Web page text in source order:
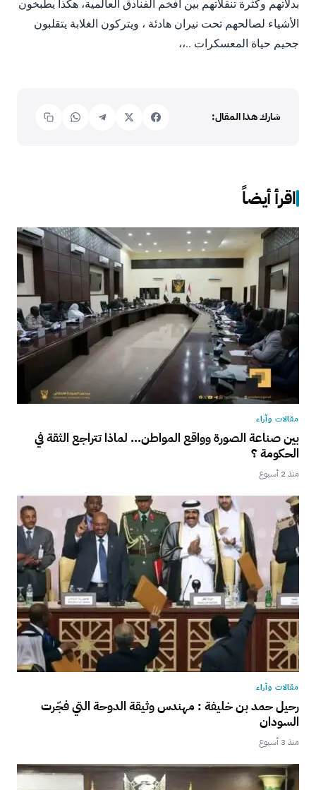
ﺑﺪﻻﺗﻬﻢ ﻭﻛﺜﺮﺓ ﺗﻨﻘﻼﺗﻬﻢ ﺑﻴﻦ ﺃﻓﺨﻢ ﺍﻟﻔﻨﺎﺩﻕ ﺍﻟﻌﺎﻟﻤﻴﺔ، ﻫﻜﺬﺍ ﻳﻄﺒﺨﻮﻥ
ﺍﻷﺷﻴﺎﺀ ﻟﺼﺎﻟﺤﻬﻢ ﺗﺤﺖ ﻧﻴﺮﺍﻥ ﻫﺎﺩئة ، ﻭﻳﺘﺮﻛﻮﻥ ﺍﻟﻐﻼﺑﺔ ﻳﺘﻘﻠﺒﻮﻥ
ﺟﺤﻴﻢ ﺣﻴﺎﺓ ﺍﻟﻤﻌﺴﻜﺮﺍﺕ ..،،
شارك هذا المقال:
اقرأ أيضاً
مقالات وآراء
بين صناعة الصورة وواقع المواطن… لماذا تتراجع الثقة في
الحكومة ؟
منذ 2 أسبوع
مقالات وآراء
رحيل حمد بن خليفة : مهندس وثيقة الدوحة التي فجّرت
السودان
منذ 3 أسبوع